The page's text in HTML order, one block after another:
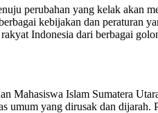
perubahan yang kelak akan
kebijakan dan peraturan
Indonesia dari berbagai
Mahasiswa Islam Sumatera
yang dirusak dan